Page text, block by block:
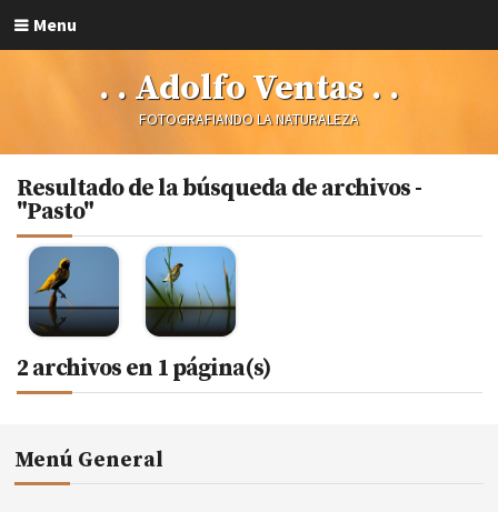
Menu
. . Adolfo Ventas . .
FOTOGRAFIANDO LA NATURALEZA
Resultado de la búsqueda de archivos -
"Pasto"
2 archivos en 1 página(s)
Menú General